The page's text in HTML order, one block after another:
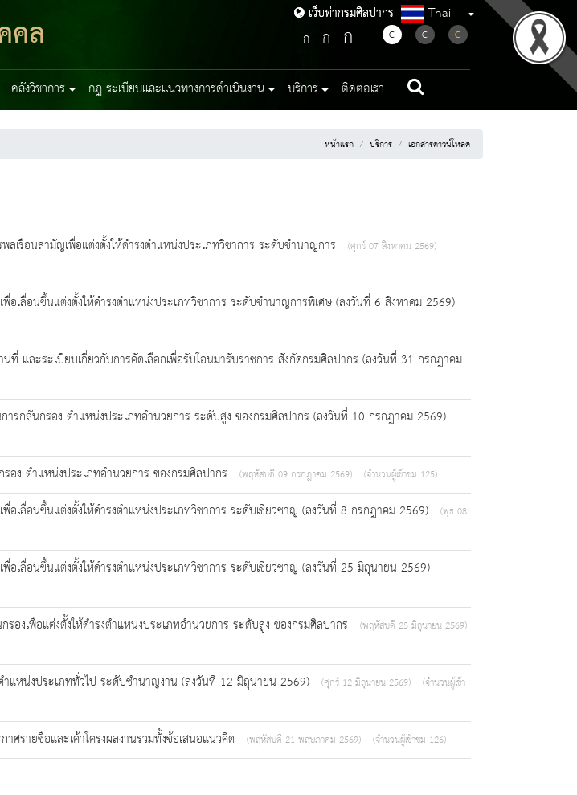
เว็บท่ากรมศิลปากร
คล เว็บท่ากรมศิลปากร Thai
ก ก ก C C C
คลังวิชาการ กฎ ระเบียบและแนวทางการดำเนินงาน บริการ ติดต่อเรา
หน้าแรก บริการ เอกสารดาวน์โหลด
เรือนสามัญเพื่อแต่งตั้งให้ดำรงตำแหน่งประเภทวิชาการ ระดับชำนาญการ
(ศุกร์ 07 สิงหาคม 2569)
อเลื่อนขึ้นแต่งตั้งให้ดำรงตำแหน่งประเภทวิชาการ ระดับชำนาญการพิเศษ (ลงวันที่ 6 สิงหาคม 2569)
และระเบียบเกี่ยวกับการคัดเลือกเพื่อรับโอนมารับราชการ สังกัดกรมศิลปากร (ลงวันที่ 31 กรกฎาคม
รกลั่นกรอง ตำแหน่งประเภทอำนวยการ ระดับสูง ของกรมศิลปากร (ลงวันที่ 10 กรกฎาคม 2569)
ง ตำแหน่งประเภทอำนวยการ ของกรมศิลปากร (พฤหัสบดี 09 กรกฎาคม 2569) (จำนวนผู้เข้าชม 125)
อเลื่อนขึ้นแต่งตั้งให้ดำรงตำแหน่งประเภทวิชาการ ระดับเชี่ยวชาญ (ลงวันที่ 8 กรกฎาคม 2569)
(พุธ 08
อเลื่อนขึ้นแต่งตั้งให้ดำรงตำแหน่งประเภทวิชาการ ระดับเชี่ยวชาญ (ลงวันที่ 25 มิถุนายน 2569)
งเพื่อแต่งตั้งให้ดำรงตำแหน่งประเภทอำนวยการ ระดับสูง ของกรมศิลปากร
(พฤหัสบดี 25 มิถุนายน 2569)
ำแหน่งประเภททั่วไป ระดับชำนาญงาน (ลงวันที่ 12 มิถุนายน 2569) (ศุกร์ 12 มิถุนายน 2569)
(จำนวนผู้เข้า
รายชื่อและเค้าโครงผลงานรวมทั้งข้อเสนอแนวคิด (พฤหัสบดี 21 พฤษภาคม 2569) (จำนวนผู้เข้าชม 126)